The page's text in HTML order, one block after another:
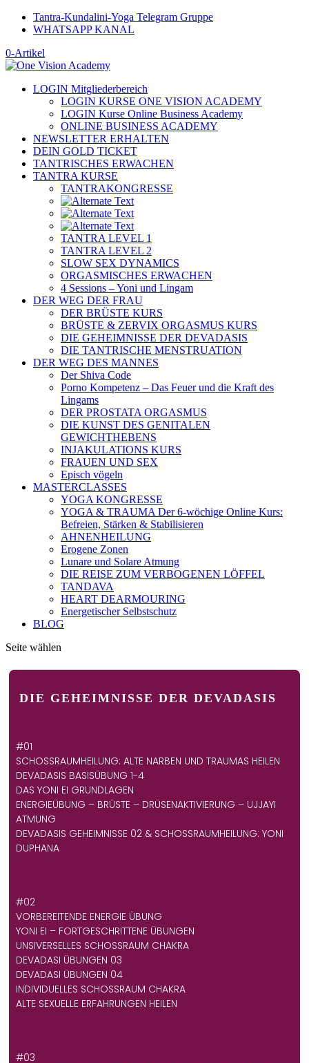
Tantra-Kundalini-Yoga Telegram Gruppe
WHATSAPP KANAL
0-Artikel
LOGIN Mitgliederbereich
LOGIN KURSE ONE VISION ACADEMY
LOGIN Kurse Online Business Academy
ONLINE BUSINESS ACADEMY
NEWSLETTER ERHALTEN
DEIN GOLD TICKET
TANTRISCHES ERWACHEN
TANTRA KURSE
TANTRAKONGRESSE
TANTRA LEVEL 1
TANTRA LEVEL 2
SLOW SEX DYNAMICS
ORGASMISCHES ERWACHEN
4 Sessions – Yoni und Lingam
DER WEG DER FRAU
DER BRÜSTE KURS
BRÜSTE & ZERVIX ORGASMUS KURS
DIE GEHEIMNISSE DER DEVADASIS
DIE TANTRISCHE MENSTRUATION
DER WEG DES MANNES
Der Shiva Code
Porno Kompetenz – Das Feuer und die Kraft des
Lingams
DER PROSTATA ORGASMUS
DIE KUNST DES GENITALEN
GEWICHTHEBENS
INJAKULATIONS KURS
FRAUEN UND SEX
Episch vögeln
MASTERCLASSES
YOGA KONGRESSE
YOGA & TRAUMA Der 6‑wöchige Online Kurs:
Befreien, Stärken & Stabilisieren
AHNENHEILUNG
Erogene Zonen
Lunare und Solare Atmung
DIE REISE ZUM VERBOGENEN LÖFFEL
TANDAVA
HEART DEARMOURING
Energetischer Selbstschutz
BLOG
Seite wählen
DIE GEHEIMNISSE DER DEVADASIS
#01
SCHOSSRAUMHEILUNG: ALTE NARBEN UND TRAUMAS HEILEN
DEVADASIS BASISÜBUNG 1-4
DAS YONI EI GRUNDLAGEN
ENERGIEÜBUNG – BRÜSTE – DRÜSENAKTIVIERUNG – UJJAYI
ATMUNG
DEVADASIS GEHEIMNISSE 02 & SCHOSSRAUMHEILUNG: YONI D
UPHANA
#02
VORBEREITENDE ENERGIE ÜBUNG
YONI EI – FORTGESCHRITTENE ÜBUNGEN
UNSIVERSELLES SCHOSSRAUM CHAKRA
DEVADASI ÜBUNGEN 03
DEVADASI ÜBUNGEN 04
INDIVIDUELLES SCHOSSRAUM CHAKRA
ALTE SEXUELLE ERFAHRUNGEN HEILEN
#03